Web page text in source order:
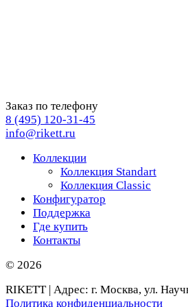
Заказ по телефону
8 (495) 120-31-45
info@rikett.ru
Коллекции
Коллекция Standart
Коллекция Classic
Конфигуратор
Поддержка
Где купить
Контакты
© 2026
RIKETT | Адрес: г. Москва, ул.
Политика конфиденциальности